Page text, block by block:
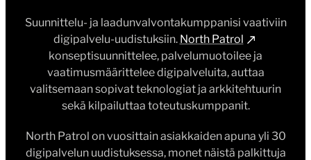
Suunnittelu- ja laadunvalvontakumppanisi vaativiin
digipalvelu-uudistuksiin. North Patrol
konseptisuunnittelee, palvelumuotoilee ja
vaatimusmäärittelee digipalveluita, auttaa
valitsemaan sopivat teknologiat ja arkkitehtuurin
sekä kilpailuttaa toteutuskumppanit.
North Patrol on vuosittain asiakkaiden apuna yli 30
digipalvelun uudistuksessa, monet näistä palkittuja